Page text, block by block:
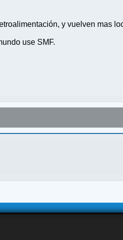
y vuelven mas
use SMF.